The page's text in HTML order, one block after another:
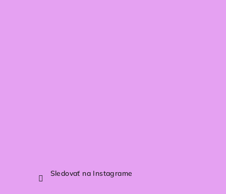
Sledovať na Instagrame